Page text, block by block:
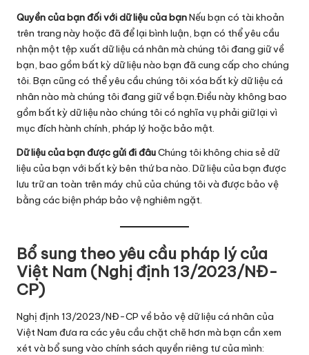
Quyền của bạn đối với dữ liệu của bạnNếu bạn có tài khoản
trên trang này hoặc đã để lại bình luận, bạn có thể yêu cầu
nhận một tệp xuất dữ liệu cá nhân mà chúng tôi đang giữ về
bạn, bao gồm bất kỳ dữ liệu nào bạn đã cung cấp cho chúng
tôi. Bạn cũng có thể yêu cầu chúng tôi xóa bất kỳ dữ liệu cá
nhân nào mà chúng tôi đang giữ về bạn.Điều này không bao
gồm bất kỳ dữ liệu nào chúng tôi có nghĩa vụ phải giữ lại vì
mục đích hành chính, pháp lý hoặc bảo mật.
Dữ liệu của bạn được gửi đi đâuChúng tôi không chia sẻ dữ
liệu của bạn với bất kỳ bên thứ ba nào. Dữ liệu của bạn được
lưu trữ an toàn trên máy chủ của chúng tôi và được bảo vệ
bằng các biện pháp bảo vệ nghiêm ngặt.
Bổ sung theo yêu cầu pháp lý của
Việt Nam (Nghị định 13/2023/NĐ-
CP)
Nghị định 13/2023/NĐ-CP về bảo vệ dữ liệu cá nhân của
Việt Nam đưa ra các yêu cầu chặt chẽ hơn mà bạn cần xem
xét và bổ sung vào chính sách quyền riêng tư của mình: